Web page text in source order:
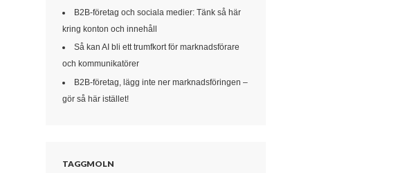
B2B-företag och sociala medier: Tänk så här
kring konton och innehåll
Så kan AI bli ett trumfkort för marknadsförare
och kommunikatörer
B2B-företag, lägg inte ner marknadsföringen –
gör så här istället!
TAGGMOLN